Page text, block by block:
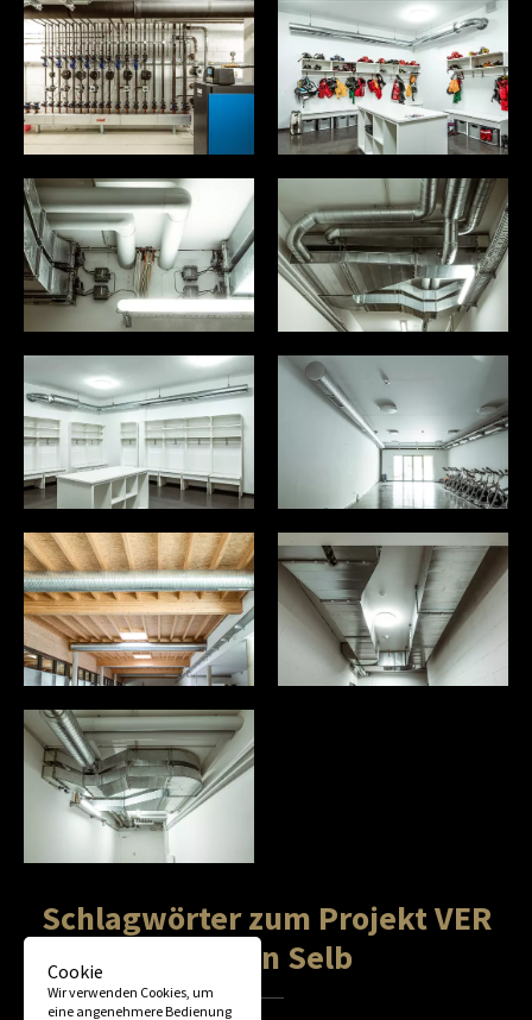
Schlagwörter zum Projekt VER
Selb in Selb
Cookie
Wir verwenden Cookies, um
eine angenehmere Bedienung